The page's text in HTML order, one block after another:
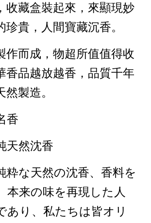
收藏盒裝起來，來顯現妙
珍貴，人間寶藏沉香。
作而成，物超所值值得收
香品越放越香，品質千年
製造。
香
天然沈香
粋な天然の沈香、香料を
本来の味を再現した人
あり、私たちは皆オリ